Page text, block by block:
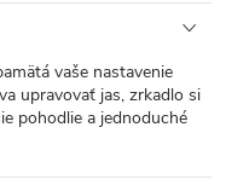
vaše nastavenie
upravovať jas, zrkadlo si
pohodlie a jednoduché